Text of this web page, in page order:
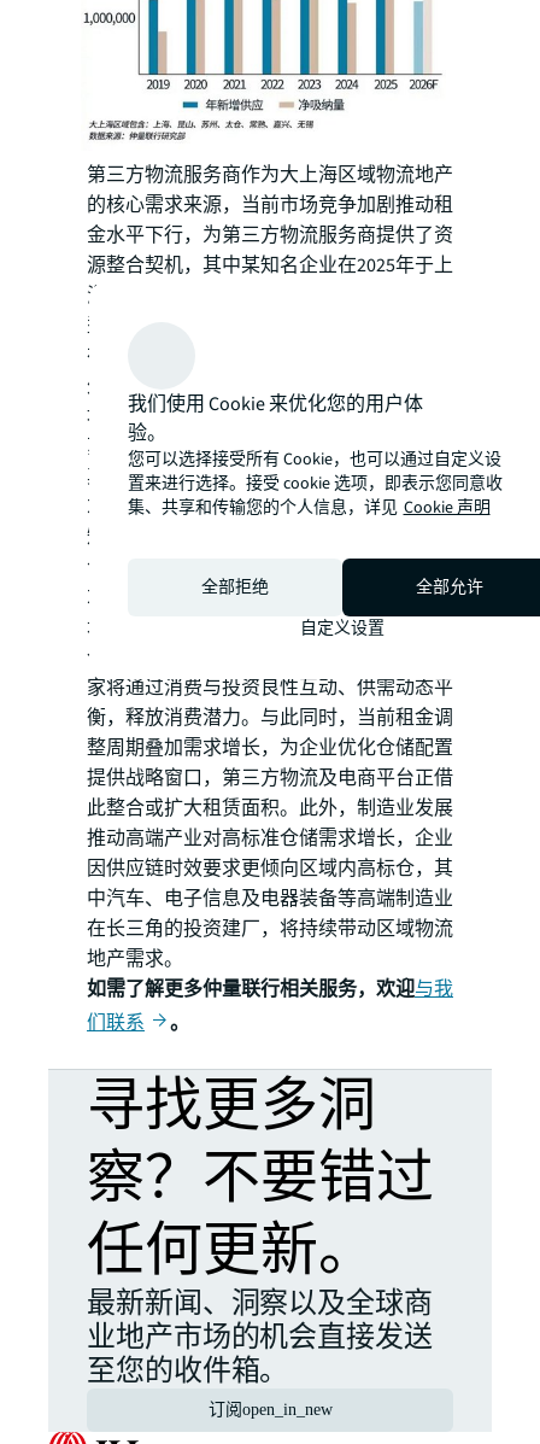
第三方物流服务商作为大上海区域物流地产
的核心需求来源，当前市场竞争加剧推动租
金水平下行，为第三方物流服务商提供了资
源整合契机，其中某知名企业在2025年于上
海金山子市场持续扩大租赁面积；本地中小
型第三方物流服务商则依托区域深耕优势，
在租金下行周期中积极拓展业务规模。此
外，长三角地区扎实的工业基础持续为物流
地产注入制造业需求，2025年上海、昆山、
苏州及嘉兴等城市均录得来自制造业租户或
其委托的第三方物流服务商的大面积租赁需
求。
短期内，大上海区域物流地产需求以租户整
合升级为主导，第三方物流服务商为核心需
求来源。长期来看，内需扩容作为中国经济
增长的核心驱动力，将持续支撑高标准物流
仓储市场。根据《“十五五”规划建议》，国
家将通过消费与投资良性互动、供需动态平
衡，释放消费潜力。与此同时，当前租金调
整周期叠加需求增长，为企业优化仓储配置
提供战略窗口，第三方物流及电商平台正借
此整合或扩大租赁面积。此外，制造业发展
推动高端产业对高标准仓储需求增长，企业
因供应链时效要求更倾向区域内高标仓，其
中汽车、电子信息及电器装备等高端制造业
在长三角的投资建厂，将持续带动区域物流
地产需求。
如需了解更多仲量联行相关服务，欢迎与我
们联系
。
寻找更多洞
察？不要错过
任何更新。
最新新闻、洞察以及全球商
业地产市场的机会直接发送
至您的收件箱。
订阅open_in_new
我们使用 Cookie 来优化您的用户体
验。
您可以选择接受所有 Cookie，也可以通过自定义设
置来进行选择。接受 cookie 选项，即表示您同意收
集、共享和传输您的个人信息，详见 Cookie 声明
全部拒绝
全部允许
自定义设置